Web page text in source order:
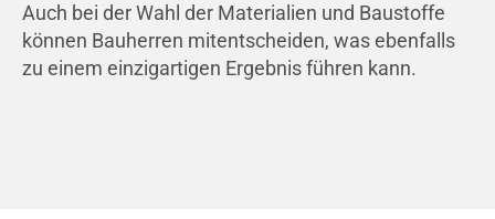
Auch bei der Wahl der Materialien und Baustoffe
können Bauherren mitentscheiden, was ebenfalls
zu einem einzigartigen Ergebnis führen kann.